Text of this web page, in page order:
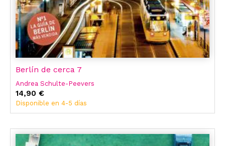
Berlín de cerca 7
Andrea Schulte-Peevers
14,90 €
Disponible en 4-5 días